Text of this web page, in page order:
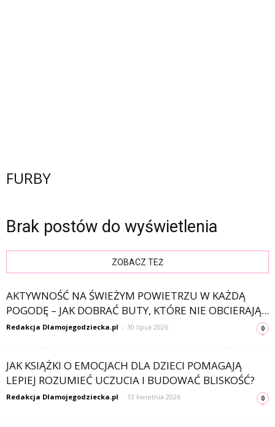
FURBY
Brak postów do wyświetlenia
ZOBACZ TEŻ
AKTYWNOŚĆ NA ŚWIEŻYM POWIETRZU W KAŻDĄ
POGODĘ – JAK DOBRAĆ BUTY, KTÓRE NIE OBCIERAJĄ...
Redakcja Dlamojegodziecka.pl - 30 lipca 2026 0
JAK KSIĄŻKI O EMOCJACH DLA DZIECI POMAGAJĄ
LEPIEJ ROZUMIEĆ UCZUCIA I BUDOWAĆ BLISKOŚĆ?
Redakcja Dlamojegodziecka.pl - 13 kwietnia 2026 0